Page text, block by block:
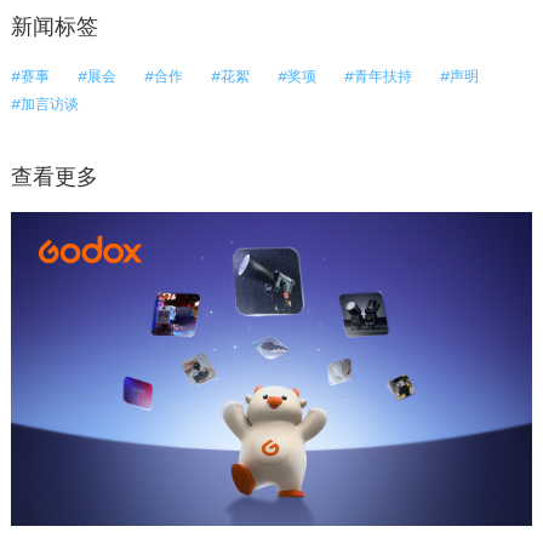
新闻标签
#赛事 #展会 #合作 #花絮 #奖项 #青年扶持
#声明
#加言访谈
查看更多